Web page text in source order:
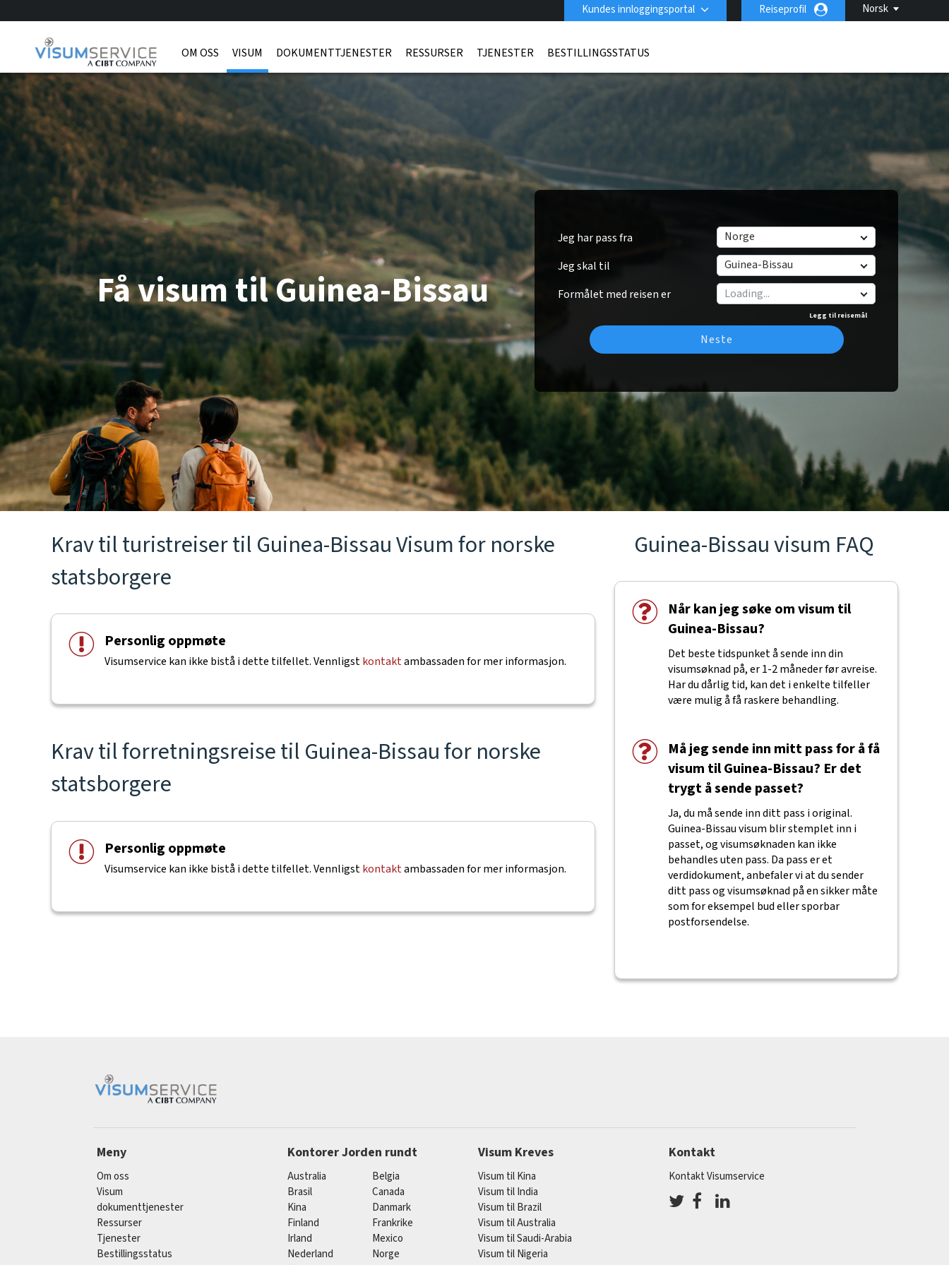
Norsk
Kundes innloggingsportal Reiseprofil
OM OSS VISUM DOKUMENTTJENESTER RESSURSER TJENESTER BESTILLINGSSTATUS
Jeg har pass fra
Norge
Jeg skal til
Guinea-Bissau
Formålet med reisen er
Legg til reisemål
Neste
Få visum til Guinea-Bissau
Krav til turistreiser til Guinea-Bissau Visum for norske
statsborgere
Personlig oppmøte
Visumservice kan ikke bistå i dette tilfellet. Vennligstkontaktambassaden for mer informasjon.
Krav til forretningsreise til Guinea-Bissau for norske
statsborgere
Personlig oppmøte
Visumservice kan ikke bistå i dette tilfellet. Vennligstkontaktambassaden for mer informasjon.
Guinea-Bissau visum FAQ
Når kan jeg søke om visum til
Guinea-Bissau?
Det beste tidspunket å sende inn din
visumsøknad på, er 1-2 måneder før avreise.
Har du dårlig tid, kan det i enkelte tilfeller
være mulig å få raskere behandling.
Må jeg sende inn mitt pass for å få
visum til Guinea-Bissau? Er det
trygt å sende passet?
Ja, du må sende inn ditt pass i original.
Guinea-Bissau visum blir stemplet inn i
passet, og visumsøknaden kan ikke
behandles uten pass. Da pass er et
verdidokument, anbefaler vi at du sender
ditt pass og visumsøknad på en sikker måte
som for eksempel bud eller sporbar
postforsendelse.
Meny
Om oss
Visum
dokumenttjenester
Ressurser
Tjenester
Bestillingsstatus
Kontorer Jorden rundt
Australia
Belgia
Brasil
Canada
Kina
Danmark
Finland
Frankrike
Irland
Mexico
Nederland
Norge
Visum Kreves
Visum til Kina
Visum til India
Visum til Brazil
Visum til Australia
Visum til Saudi-Arabia
Visum til Nigeria
Kontakt
Kontakt Visumservice